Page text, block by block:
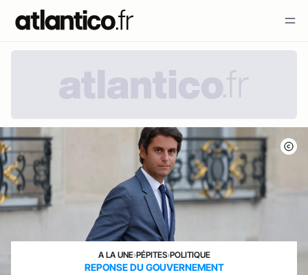
A LA UNE›PÉPITES›POLITIQUE
REPONSE DU GOUVERNEMENT